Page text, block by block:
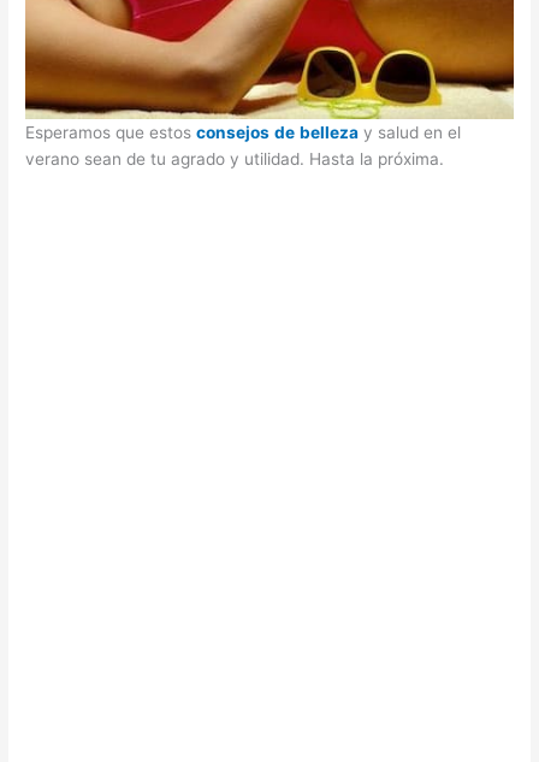
Esperamos que estosconsejos de belleza y salud en el
verano sean de tu agrado y utilidad. Hasta la próxima.